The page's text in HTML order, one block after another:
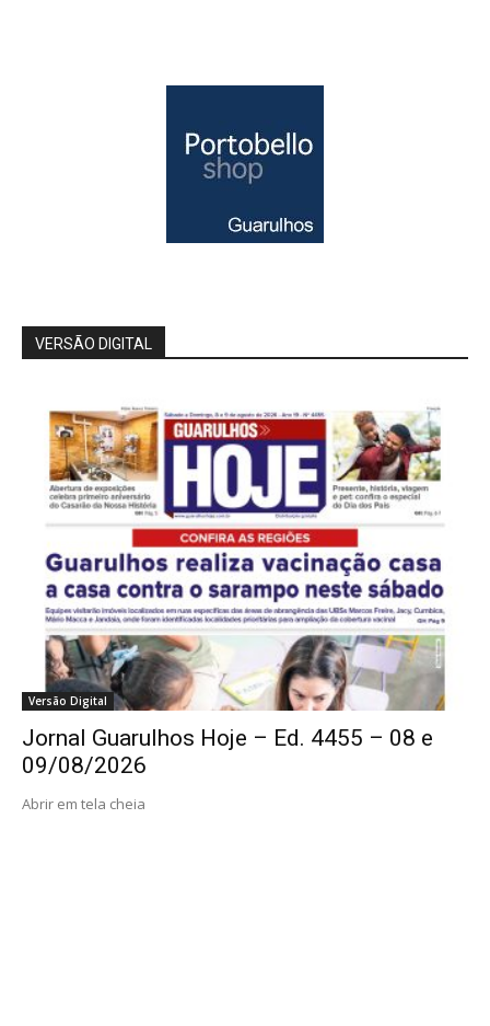
VERSÃO DIGITAL
Versão Digital
Jornal Guarulhos Hoje – Ed. 4455 – 08 e
09/08/2026
Abrir em tela cheia